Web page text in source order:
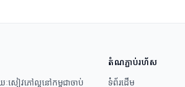
ៈសៀវភៅល្អនៅកម្ពុជាចាប់
តំណភ្ជាប់រហ័ស
ទំព័រដើម